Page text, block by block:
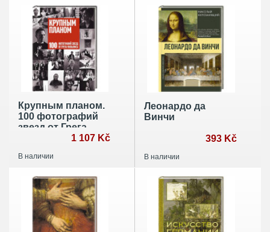
Крупным планом.
100 фотографий
звезд от Грега
1 107 Kč
В наличии
Леонардо да
Винчи
393 Kč
В наличии